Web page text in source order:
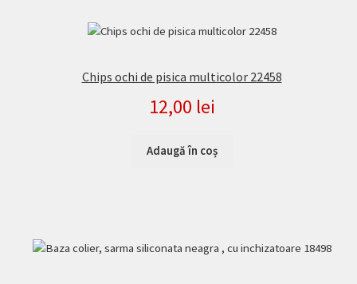
Chips ochi de pisica multicolor 22458
12,00 lei
Adaugă în coș